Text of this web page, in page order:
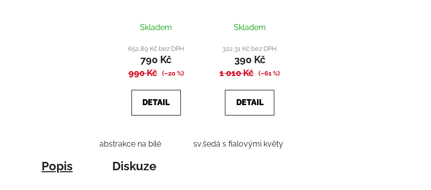
hodnocení
produktu
je
5,0
5
Skladem
652,89 Kč bez DPH
790 Kč
990 Kč (–20 %)
DETAIL
abstrakce na bílé
hodnocení
produktu
je
5,0
5
Skladem
322,31 Kč bez DPH
390 Kč
1 010 Kč (–61 %)
DETAIL
sv.šedá s fialovými květy
Popis Diskuze